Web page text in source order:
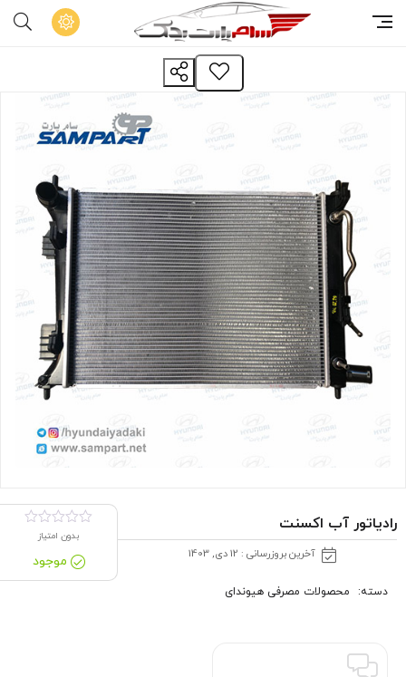
رادیاتور آب اکسنت
آخرین بروزرسانی : 12 دی, 1403
بدون امتیاز
موجود
دسته: محصولات مصرفی هیوندای